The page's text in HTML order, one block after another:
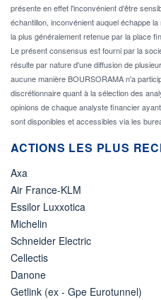
présente en effet l'inconvénient d'être
échantillon, inconvénient auquel échappe
la plus généralement retenue par la place
Le présent consensus est fourni par la
résulte par nature d'une diffusion de
aucune manière BOURSORAMA n'a
discrétionnaire quant à la sélection des
opinions de chaque analyste financier
sont disponibles et accessibles via les
ACTIONS LES PLUS
Axa
Air France-KLM
Essilor Luxxotica
Michelin
Schneider Electric
Cellectis
Danone
Getlink (ex - Gpe Eurotunnel)